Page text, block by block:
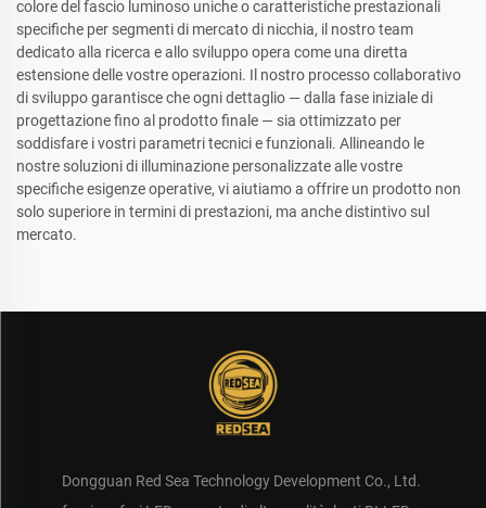
colore del fascio luminoso uniche o caratteristiche prestazionali
specifiche per segmenti di mercato di nicchia, il nostro team
dedicato alla ricerca e allo sviluppo opera come una diretta
estensione delle vostre operazioni. Il nostro processo collaborativo
di sviluppo garantisce che ogni dettaglio — dalla fase iniziale di
progettazione fino al prodotto finale — sia ottimizzato per
soddisfare i vostri parametri tecnici e funzionali. Allineando le
nostre soluzioni di illuminazione personalizzate alle vostre
specifiche esigenze operative, vi aiutiamo a offrire un prodotto non
solo superiore in termini di prestazioni, ma anche distintivo sul
mercato.
Dongguan Red Sea Technology Development Co., Ltd.